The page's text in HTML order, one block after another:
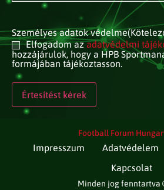
Személyes adatok védelme
Elfogadom azadatvédelmi
hozzájárulok, hogy a HPB
formájában tájékoztasson.
Football Forum
Impresszum Adatvédelem
Kapcsolat
Minden jog fenntartva